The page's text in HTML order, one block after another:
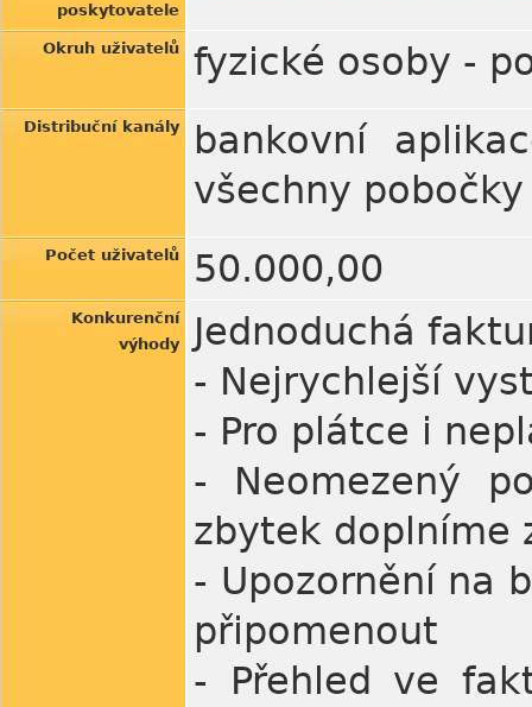
poskytovatele
Okruh uživatelů fyzické osoby -
Distribuční kanály
bankovní
všechny
Počet uživatelů 50.000,00
Konkurenční
výhody
Jednoduchá
- Nejrychlejší
- Pro plátce i
- Neomezený
zbytek doplníme
- Upozornění na
připomenout
- Přehled ve